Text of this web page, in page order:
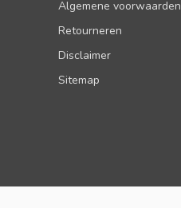
Algemene voorwaarden
Retourneren
Disclaimer
Sitemap